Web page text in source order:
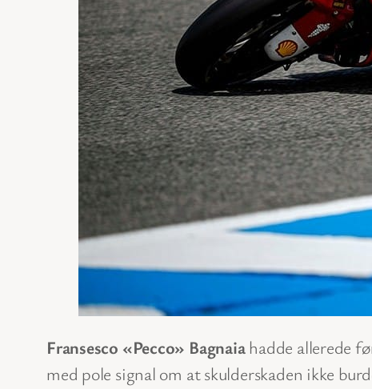
Fransesco «Pecco» Bagnaiahadde allerede
med pole signal om at skulderskaden ikke